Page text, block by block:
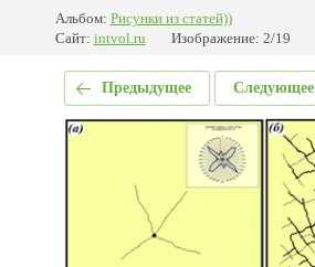
Альбом: Рисунки из статей))
Сайт: intvol.ru Изображение: 2/19
Предыдущее Следующее